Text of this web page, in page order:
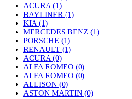
ACURA (1)
BAYLINER (1)
KIA (1)
MERCEDES BENZ (1)
PORSCHE (1)
RENAULT (1)
ACURA (0)
ALFA ROMEO (0)
ALFA ROMEO (0)
ALLISON (0)
ASTON MARTIN (0)